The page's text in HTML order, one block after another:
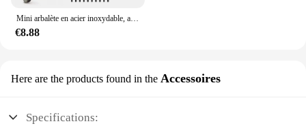
Mini arbalète en acier inoxydable, arc et flèche en métal, accessoires de chasse, tir à l'arc, loisirs soulignés, instituts de tir, divertissement, sport
€8.88
Here are the products found in the Accessoires
Specifications: